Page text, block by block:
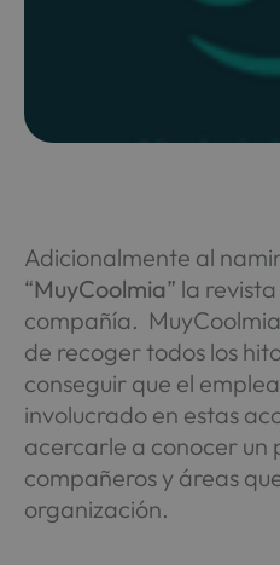
Adicionalmente al
“MuyCoolmia” la
compañía.
de recoger todos los
conseguir que el
involucrado en estas
acercarle a conocer un
compañeros y áreas
organización.